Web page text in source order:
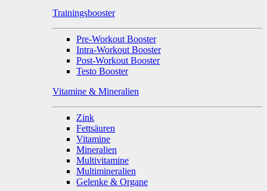
Trainingsbooster
Pre-Workout Booster
Intra-Workout Booster
Post-Workout Booster
Testo Booster
Vitamine & Mineralien
Zink
Fettsäuren
Vitamine
Mineralien
Multivitamine
Multimineralien
Gelenke & Organe